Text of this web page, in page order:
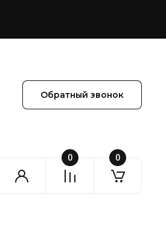
Обратный звонок
0 0